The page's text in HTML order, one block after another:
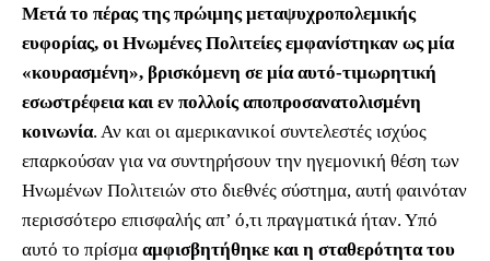
Μετά το πέρας της πρώιμης μεταψυχροπολεμικής
ευφορίας, οι Ηνωμένες Πολιτείες εμφανίστηκαν ως μία
«κουρασμένη», βρισκόμενη σε μία αυτό-τιμωρητική
εσωστρέφεια και εν πολλοίς αποπροσανατολισμένη
κοινωνία. Αν και οι αμερικανικοί συντελεστές ισχύος
επαρκούσαν για να συντηρήσουν την ηγεμονική θέση των
Ηνωμένων Πολιτειών στο διεθνές σύστημα, αυτή φαινόταν
περισσότερο επισφαλής απ’ ό,τι πραγματικά ήταν. Υπό
αυτό το πρίσμα αμφισβητήθηκε και η σταθερότητα του